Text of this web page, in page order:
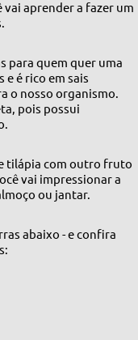
vai aprender a fazer um
para quem quer uma
é rico em sais
o nosso organismo.
pois possui
tilápia com outro fruto
vai impressionar a
ou jantar.
abaixo - e confira